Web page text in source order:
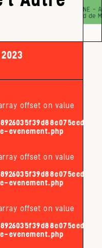
2023
offset on value
evenement.php
offset on value
evenement.php
offset on value
evenement.php